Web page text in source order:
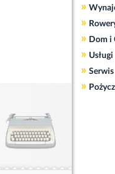
»
»
» Dom i
» Usługi
» Serwis
»